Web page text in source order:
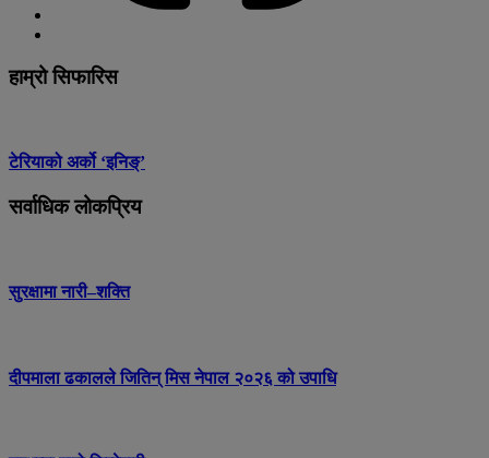
हाम्रो सिफारिस
टेरियाको अर्को ‘इनिङ्’
सर्वाधिक लोकप्रिय
सुरक्षामा नारी–शक्ति
दीपमाला ढकालले जितिन् मिस नेपाल २०२६ को उपाधि